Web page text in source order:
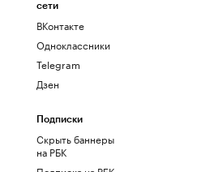
сети
ВКонтакте
Одноклассники
Telegram
Дзен
Подписки
Скрыть баннеры
на РБК